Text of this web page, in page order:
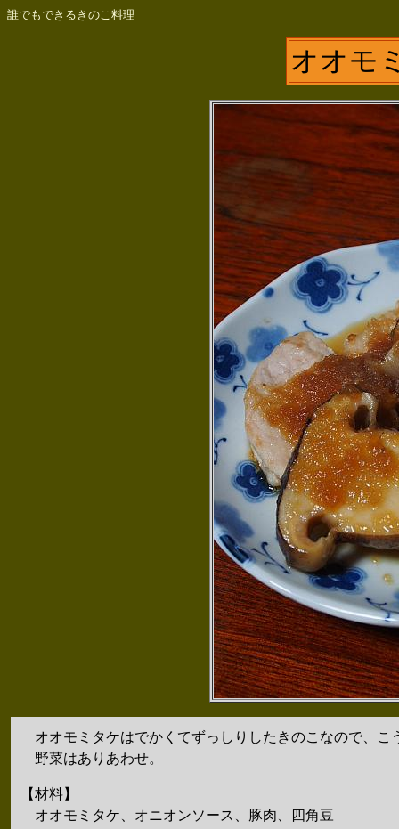
誰でもできるきのこ料理
オオモ
オオモミタケはでかくてずっしりしたきのこなので、こ
野菜はありあわせ。
【材料】
オオモミタケ、オニオンソース、豚肉、四角豆